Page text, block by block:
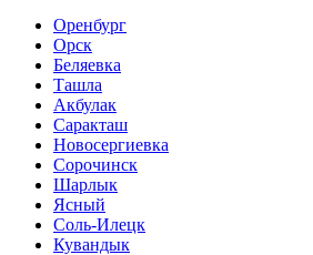
Оренбург
Орск
Беляевка
Ташла
Акбулак
Саракташ
Новосергиевка
Сорочинск
Шарлык
Ясный
Соль-Илецк
Кувандык